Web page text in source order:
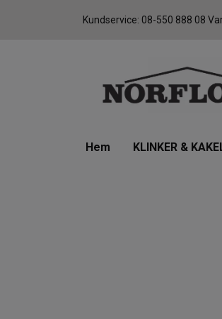
Kundservice: 08-550 888 08
Hem KLINKER &